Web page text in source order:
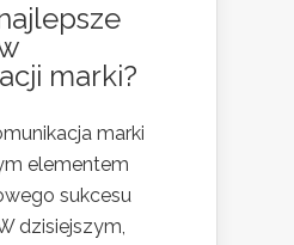
marki?
marki
elementem
sukcesu
dzisiejszym,